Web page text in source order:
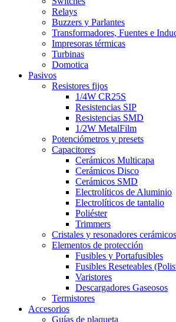
Relays
Buzzers y Parlantes
Transformadores, Fuentes e
Impresoras térmicas
Turbinas
Domotica
Pasivos
Resistores fijos
1/4W CR25S
Resistencias SIP
Resistencias SMD
1/2W MetalFilm
Potenciómetros y presets
Capacitores
Cerámicos Multicapa
Cerámicos Disco
Cerámicos SMD
Electrolíticos de Aluminio
Electrolíticos de tantalio
Poliéster
Trimmers
Cristales y resonadores cerámicos
Elementos de protección
Fusibles y Portafusibles
Fusibles Reseteables
Varistores
Descargadores Gaseosos
Termistores
Accesorios
Guías de plaqueta